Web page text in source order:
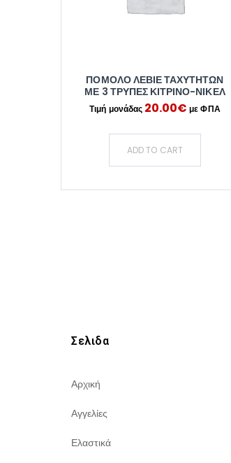
ΠΌΜΟΛΟ ΛΕΒΙΈ ΤΑΧΥΤΉΤΩΝ
ΜΕ 3 ΤΡΎΠΕΣ ΚΊΤΡΙΝΟ-ΝΊΚΕΛ
20.00€
ADD TO CART
Σελιδα
Αρχική
Αγγελίες
Ελαστικά